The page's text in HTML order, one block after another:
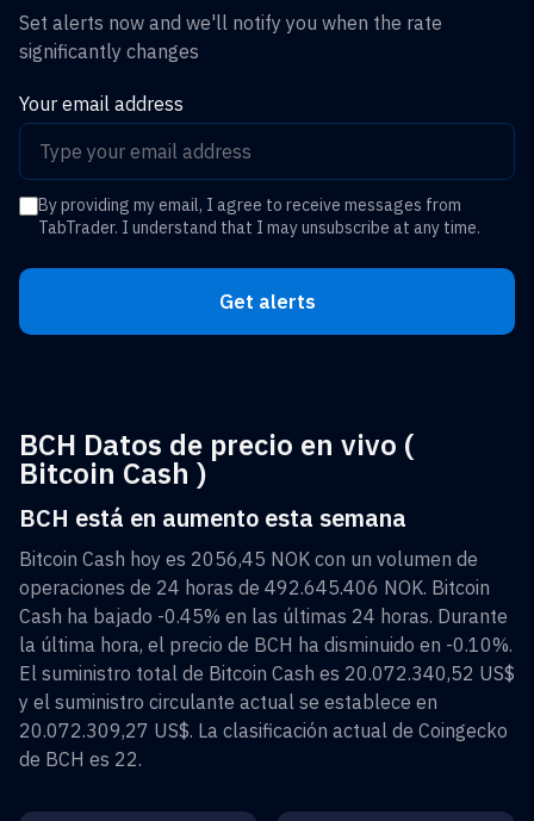
Set alerts now and we'll notify you when the rate
significantly changes
Your email address
By providing my email, I agree to receive messages from
TabTrader. I understand that I may unsubscribe at any time.
Get alerts
BCH Datos de precio en vivo (
Bitcoin Cash )
BCH está en aumento esta semana
Bitcoin Cash hoy es 2056,45 NOK con un volumen de
operaciones de 24 horas de 492.645.406 NOK. Bitcoin
Cash ha bajado -0.45% en las últimas 24 horas. Durante
la última hora, el precio de BCH ha disminuido en -0.10%.
El suministro total de Bitcoin Cash es 20.072.340,52 US$
y el suministro circulante actual se establece en
20.072.309,27 US$. La clasificación actual de Coingecko
de BCH es 22.